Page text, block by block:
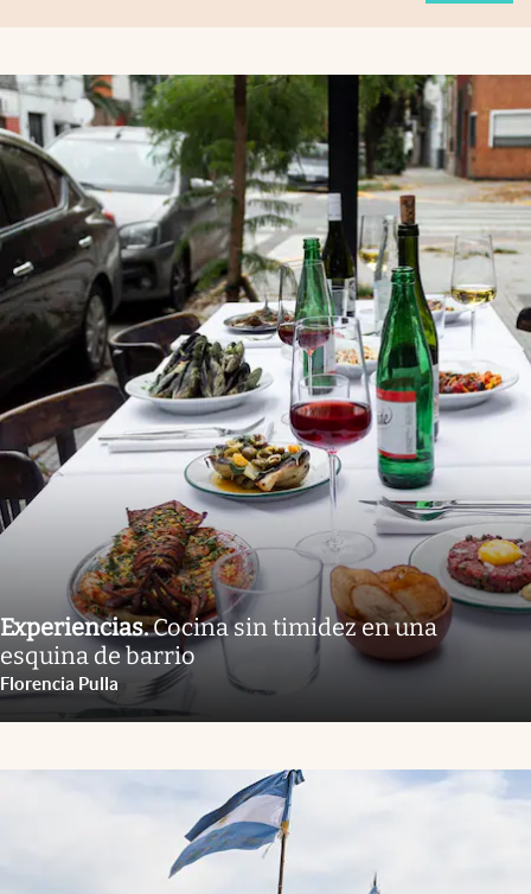
Experiencias.Cocina sin timidez en una
esquina de barrio
Florencia Pulla